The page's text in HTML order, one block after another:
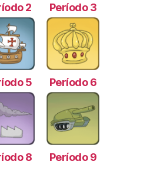
2 Período 3
5 Período 6
8 Período 9